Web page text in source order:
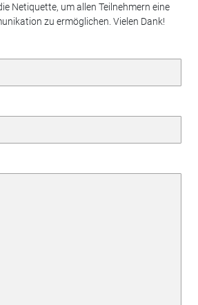
Netiquette, um allen Teilnehmern eine
zu ermöglichen. Vielen Dank!